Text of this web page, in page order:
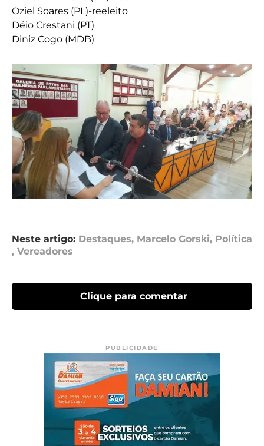
Oziel Soares (PL)-reeleito
Déio Crestani (PT)
Diniz Cogo (MDB)
Neste artigo: Destaques, Marcelo Gorski, Política
, Vereadores
Clique para comentar
PUBLICIDADE